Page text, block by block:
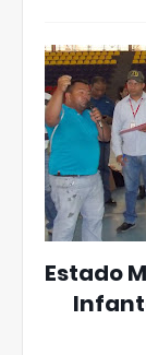
Estado